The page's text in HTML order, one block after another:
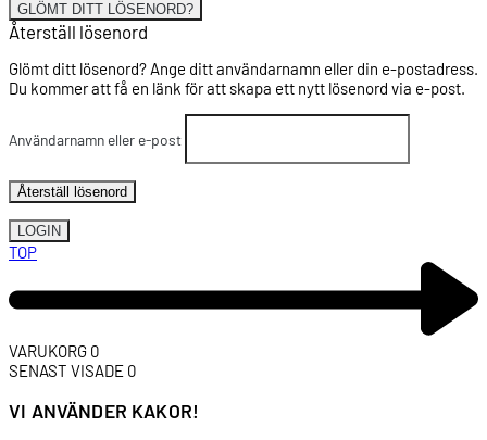
GLÖMT DITT LÖSENORD?
Återställ lösenord
Glömt ditt lösenord? Ange ditt användarnamn eller din e-postadress.
Du kommer att få en länk för att skapa ett nytt lösenord via e-post.
Användarnamn eller e-post
Återställ lösenord
LOGIN
TOP
VARUKORG 0
SENAST VISADE 0
VI ANVÄNDER KAKOR!